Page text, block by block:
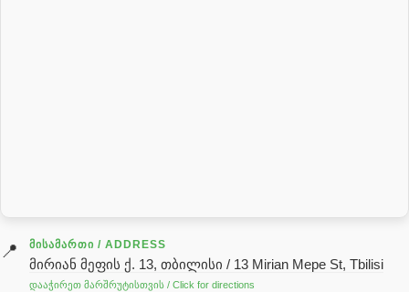
გადაცემათა კოლოფის ზეთი( კარობკის ზეთი)
ძრავის ზეთი
ჰიდრავლიკის ზეთი
📍 ᲛᲘᲡᲐᲛᲐᲠᲗᲘ / ADDRESS
მირიან მეფის ქ. 13, თბილისი / 13 Mirian Mepe St, Tbilisi
დააჭირეთ მარშრუტისთვის / Click for directions